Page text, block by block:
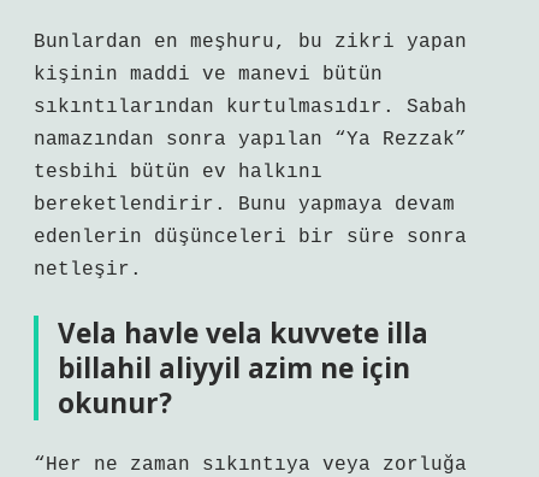
Bunlardan en meşhuru, bu zikri yapan
kişinin maddi ve manevi bütün
sıkıntılarından kurtulmasıdır. Sabah
namazından sonra yapılan “Ya Rezzak”
tesbihi bütün ev halkını
bereketlendirir. Bunu yapmaya devam
edenlerin düşünceleri bir süre sonra
netleşir.
Vela havle vela kuvvete illa
billahil aliyyil azim ne için
okunur?
“Her ne zaman sıkıntıya veya zorluğa